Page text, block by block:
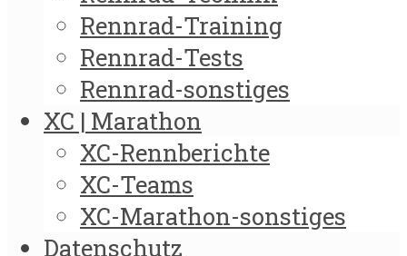
Rennrad-Training
Rennrad-Tests
Rennrad-sonstiges
XC | Marathon
XC-Rennberichte
XC-Teams
XC-Marathon-sonstiges
Datenschutz